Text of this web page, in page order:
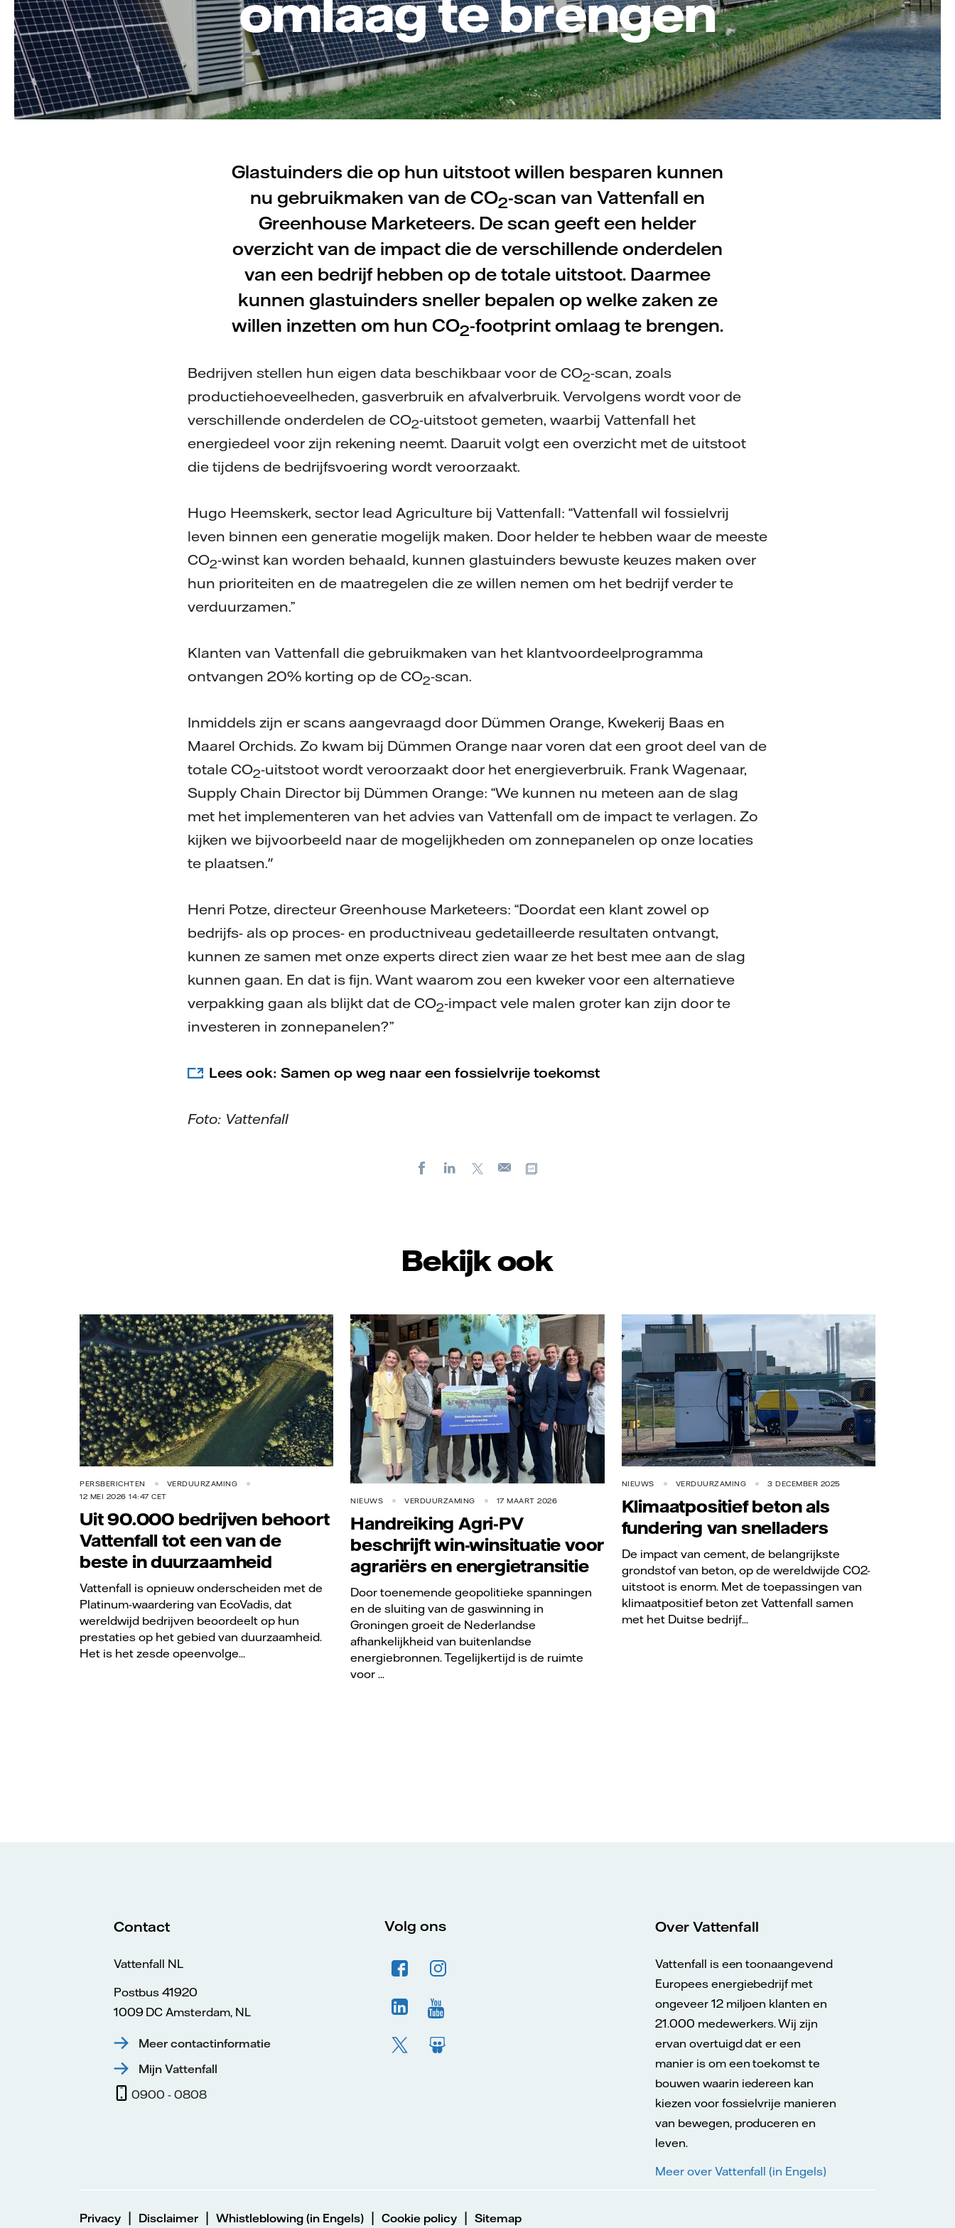
Glastuinders die op hun uitstoot willen besparen kunnen
nu gebruikmaken van de CO2-scan van Vattenfall en
Greenhouse Marketeers. De scan geeft een helder
overzicht van de impact die de verschillende onderdelen
van een bedrijf hebben op de totale uitstoot. Daarmee
kunnen glastuinders sneller bepalen op welke zaken ze
willen inzetten om hun CO2-footprint omlaag te brengen.
Bedrijven stellen hun eigen data beschikbaar voor de CO2-scan, zoals
productiehoeveelheden, gasverbruik en afvalverbruik. Vervolgens wordt voor de
verschillende onderdelen de CO2-uitstoot gemeten, waarbij Vattenfall het
energiedeel voor zijn rekening neemt. Daaruit volgt een overzicht met de uitstoot
die tijdens de bedrijfsvoering wordt veroorzaakt.
Hugo Heemskerk, sector lead Agriculture bij Vattenfall: “Vattenfall wil fossielvrij
leven binnen een generatie mogelijk maken. Door helder te hebben waar de meeste
CO2-winst kan worden behaald, kunnen glastuinders bewuste keuzes maken over
hun prioriteiten en de maatregelen die ze willen nemen om het bedrijf verder te
verduurzamen.”
Klanten van Vattenfall die gebruikmaken van het klantvoordeelprogramma
ontvangen 20% korting op de CO2-scan.
Inmiddels zijn er scans aangevraagd door Dümmen Orange, Kwekerij Baas en
Maarel Orchids. Zo kwam bij Dümmen Orange naar voren dat een groot deel van de
totale CO2-uitstoot wordt veroorzaakt door het energieverbruik. Frank Wagenaar,
Supply Chain Director bij Dümmen Orange: “We kunnen nu meteen aan de slag
met het implementeren van het advies van Vattenfall om de impact te verlagen. Zo
kijken we bijvoorbeeld naar de mogelijkheden om zonnepanelen op onze locaties
te plaatsen."
Henri Potze, directeur Greenhouse Marketeers: “Doordat een klant zowel op
bedrijfs- als op proces- en productniveau gedetailleerde resultaten ontvangt,
kunnen ze samen met onze experts direct zien waar ze het best mee aan de slag
kunnen gaan. En dat is fijn. Want waarom zou een kweker voor een alternatieve
verpakking gaan als blijkt dat de CO2-impact vele malen groter kan zijn door te
investeren in zonnepanelen?”
Lees ook: Samen op weg naar een fossielvrije toekomst
Foto: Vattenfall
FacebookLinkedIn
X
E-
Bekijk ook
PERSBERICHTEN
VERDUURZAMING
12 MEI 2026 14:47 CET
Uit 90.000 bedrijven behoort
Vattenfall tot een van de
beste in duurzaamheid
Vattenfall is opnieuw onderscheiden met de
Platinum-waardering van EcoVadis, dat
wereldwijd bedrijven beoordeelt op hun
prestaties op het gebied van duurzaamheid.
Het is het zesde opeenvolge...
Vattenfall/BBB
NIEUWS VERDUURZAMING 17 MAART 2026
Handreiking Agri-PV
beschrijft win-winsituatie voor
agrariërs en energietransitie
Door toenemende geopolitieke spanningen
en de sluiting van de gaswinning in
Groningen groeit de Nederlandse
afhankelijkheid van buitenlandse
energiebronnen. Tegelijkertijd is de ruimte
voor ...
NIEUWS VERDUURZAMING 3 DECEMBER 2025
Klimaatpositief beton als
fundering van snelladers
De impact van cement, de belangrijkste
grondstof van beton, op de wereldwijde CO2-
uitstoot is enorm. Met de toepassingen van
klimaatpositief beton zet Vattenfall samen
met het Duitse bedrijf...
Contact
Vattenfall NL
Postbus 41920
1009 DC Amsterdam, NL
Meer contactinformatie
Mijn Vattenfall
0900 - 0808
Volg ons Over Vattenfall
Vattenfall is een toonaangevend
Europees energiebedrijf met
ongeveer 12 miljoen klanten en
21.000 medewerkers. Wij zijn
ervan overtuigd dat er een
manier is om een toekomst te
bouwen waarin iedereen kan
kiezen voor fossielvrije manieren
van bewegen, produceren en
leven.
Meer over Vattenfall (in Engels)
Privacy | Disclaimer | Whistleblowing (in Engels) | Cookie policy | Sitemap